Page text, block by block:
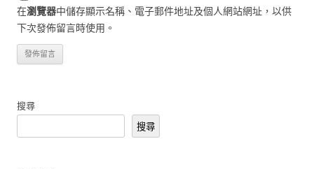
在瀏覽器中儲存顯示名稱、電子郵件地址及個人網站網址，以供
下次發佈留言時使用。
搜尋
搜尋